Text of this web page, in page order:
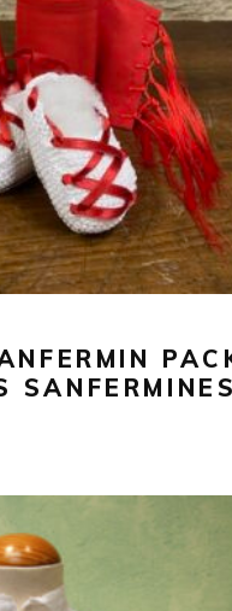
CARRITO
SANFERMINES